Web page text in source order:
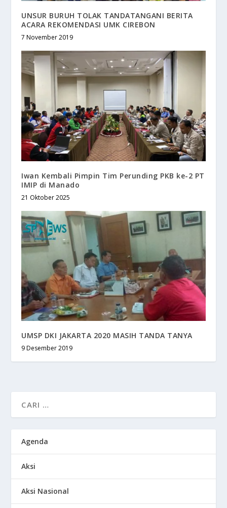
UNSUR BURUH TOLAK TANDATANGANI BERITA
ACARA REKOMENDASI UMK CIREBON
7 November 2019
Iwan Kembali Pimpin Tim Perunding PKB ke-2 PT
IMIP di Manado
21 Oktober 2025
UMSP DKI JAKARTA 2020 MASIH TANDA TANYA
9 Desember 2019
Agenda
Aksi
Aksi Nasional